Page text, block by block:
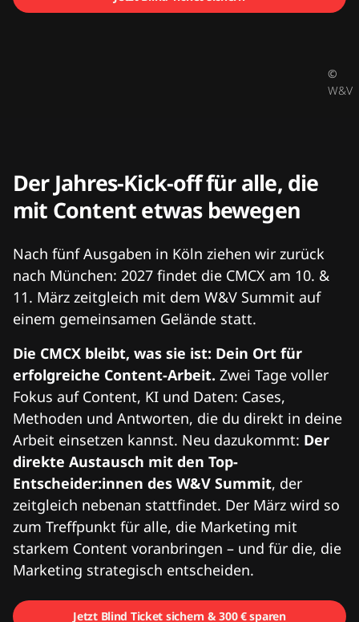
©
W&V
Der Jahres-Kick-off für alle, die
mit Content etwas bewegen
Nach fünf Ausgaben in Köln ziehen wir zurück
nach München: 2027 findet die CMCX am 10. &
11. März zeitgleich mit dem W&V Summit auf
einem gemeinsamen Gelände statt.
Die CMCX bleibt, was sie ist: Dein Ort für
erfolgreiche Content-Arbeit. Zwei Tage voller
Fokus auf Content, KI und Daten: Cases,
Methoden und Antworten, die du direkt in deine
Arbeit einsetzen kannst. Neu dazukommt: Der
direkte Austausch mit den Top-
Entscheider:innen des W&V Summit, der
zeitgleich nebenan stattfindet. Der März wird so
zum Treffpunkt für alle, die Marketing mit
starkem Content voranbringen – und für die, die
Marketing strategisch entscheiden.
Jetzt Blind Ticket sichern & 300 € sparen